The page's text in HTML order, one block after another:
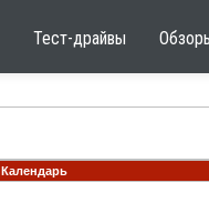
Тест-драйвы
Календарь